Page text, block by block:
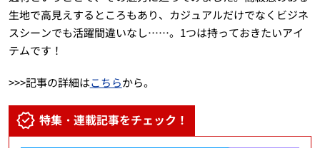
生地で高見えするところもあり、カジュアルだけでなくビジネ
スシーンでも活躍間違いなし……。1つは持っておきたいアイ
テムです！
>>>記事の詳細はこちらから。
特集・連載記事をチェック！